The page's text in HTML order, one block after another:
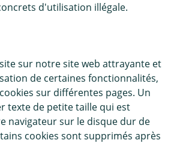
d'utilisation illégale.
sur notre site web attrayante et
de certaines fonctionnalités,
sur différentes pages. Un
texte de petite taille qui est
navigateur sur le disque dur de
cookies sont supprimés après